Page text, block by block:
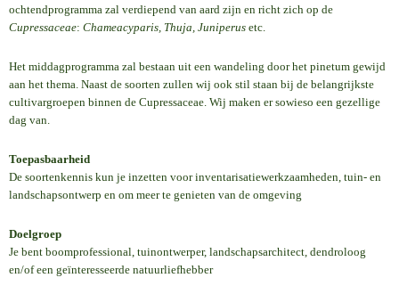
ochtendprogramma zal verdiepend van aard zijn en richt zich op de
Cupressaceae: Chameacyparis, Thuja, Juniperus etc.
Het middagprogramma zal bestaan uit een wandeling door het pinetum gewijd
aan het thema. Naast de soorten zullen wij ook stil staan bij de belangrijkste
cultivargroepen binnen de Cupressaceae. Wij maken er sowieso een gezellige
dag van.
Toepasbaarheid
De soortenkennis kun je inzetten voor inventarisatiewerkzaamheden, tuin- en
landschapsontwerp en om meer te genieten van de omgeving
Doelgroep
Je bent boomprofessional, tuinontwerper, landschapsarchitect, dendroloog
en/of een geïnteresseerde natuurliefhebber